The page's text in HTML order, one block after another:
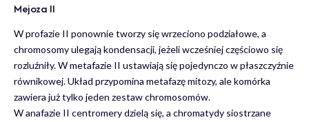
Mejoza II
W profazie II ponownie tworzy się wrzeciono podziałowe, a
chromosomy ulegają kondensacji, jeżeli wcześniej częściowo się
rozluźniły. W metafazie II ustawiają się pojedynczo w płaszczyźnie
równikowej. Układ przypomina metafazę mitozy, ale komórka
zawiera już tylko jeden zestaw chromosomów.
W anafazie II centromery dzielą się, a chromatydy siostrzane